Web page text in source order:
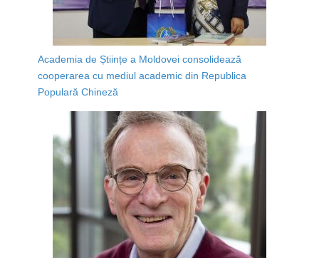
Academia de Științe a Moldovei consolidează
cooperarea cu mediul academic din Republica
Populară Chineză